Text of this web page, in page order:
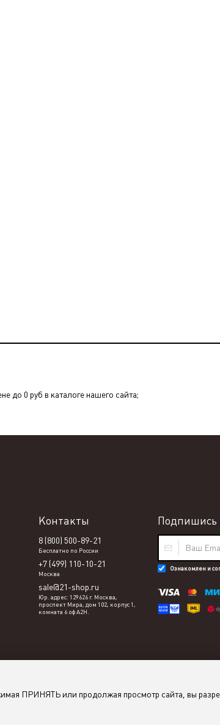
до 0 руб в каталоге нашего сайта;
Подпишись
Ознакомлен и
Контакты
8 (800) 500-89-21
Бесплатно по России
+7 (499) 110-10-21
Москва
sale@21-shop.ru
Юр. адрес: 129626 г. Москва,
проспект Мира, дом 102, корпус 1,
комната 6 оф А2Н.
ПРИНЯТЬ или продолжая просмотр сайта, вы